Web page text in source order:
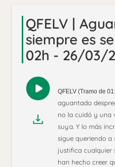
QFELV |
siempre es
02h - 26/03/
Reproducir
audio
QFELV (Tramo de
aguantado
no la cuidó y una
suya. Y lo más
sigue queriendo a
justifica cualquier
han hecho creer